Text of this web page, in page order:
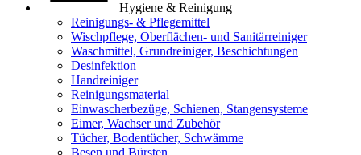
Hygiene & Reinigung
Reinigungs- & Pflegemittel
Wischpflege, Oberflächen- und Sanitärreiniger
Waschmittel, Grundreiniger, Beschichtungen
Desinfektion
Handreiniger
Reinigungsmaterial
Einwascherbezüge, Schienen, Stangensysteme
Eimer, Wachser und Zubehör
Tücher, Bodentücher, Schwämme